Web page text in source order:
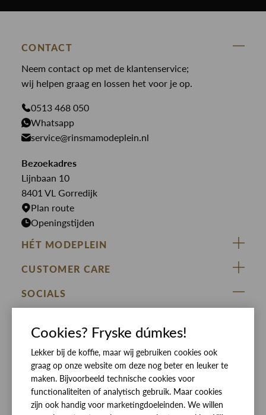
Paul en Shark
Genti
PME Legend
Butcher of Blue
Bekijk alle merken >
Blouses
Broeken
Gilets
Jassen
Jeans
Jumpsuits
Jurken
Rokken
Broeken
Colberts
Giftcards
Jassen
Overhemden
Truien
T-shirts
CONTACT
Neem contact op met de klantenservice;
wij helpen graag en lossen het voor je op.
0513 468 050
Whatsapp
service@rinsmamodeplein.nl
Bezoekadres
Lijnbaan 10
8401 VL Gorredijk
Plan route
Openingstijden
HÉT MODEPLEIN
ZIJ VAN RINSMA
DE HEEREN VAN RINSMA
RINSMA.CONCEPTS
Eten en drinken
Openingstijden
Werken bij RINSMA
CUSTOMER CARE
Veelgestelde vragen
Betaalmethoden
Bezorgen
Contact
Reviews
SOCIALS
Cookies? Fryske dúmkes!
Lekker bij de koffie, maar wij gebruiken cookies ook
graag op onze website om deze nog beter en leuker te
maken. Bijvoorbeeld technische cookies voor
functionaliteiten of analytisch gebruik. Maar cookies
zijn ook handig voor marketingdoeleinden. We willen